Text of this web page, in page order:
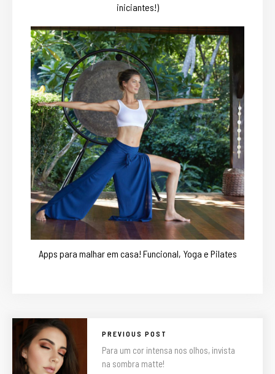
iniciantes!)
Apps para malhar em casa! Funcional, Yoga e Pilates
PREVIOUS POST
Para um cor intensa nos olhos, invista
na sombra matte!